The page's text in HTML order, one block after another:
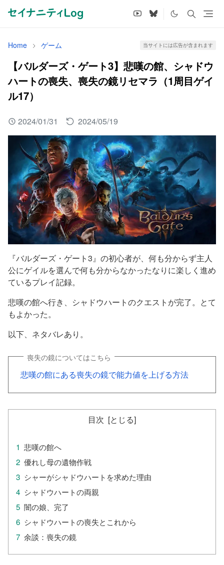
Home ゲーム 当サイトには広告が含まれます
【バルダーズ・ゲート3】悲嘆の館、シャドウ
ハートの喪失、喪失の鏡リセマラ（1周目ゲイ
ル17）
2024/01/31 2024/05/19
『バルダーズ・ゲート3』の初心者が、何も分からず主人
公にゲイルを選んで何も分からなかったなりに楽しく進め
ているプレイ記録。
悲嘆の館へ行き、シャドウハートのクエストが完了。とて
もよかった。
以下、ネタバレあり。
喪失の鏡についてはこちら
悲嘆の館にある喪失の鏡で能力値を上げる方法
目次
悲嘆の館へ
優れし母の遺物作戦
シャーがシャドウハートを求めた理由
シャドウハートの両親
闇の娘、完了
シャドウハートの喪失とこれから
余談：喪失の鏡